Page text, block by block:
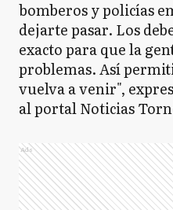
bomberos y policías
dejarte pasar. Los
exacto para que la
problemas. Así
vuelva a venir",
al portal Noticias
Ads